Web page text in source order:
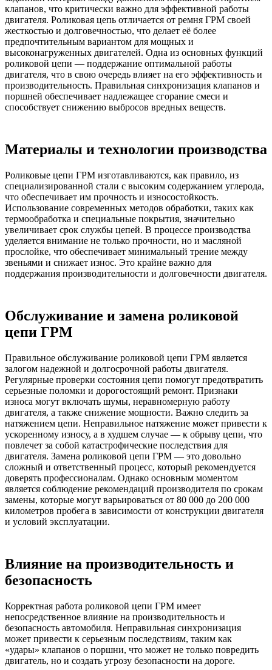
клапанов, что критически важно для эффективной работы
двигателя. Роликовая цепь отличается от ремня ГРМ своей
жесткостью и долговечностью, что делает её более
предпочтительным вариантом для мощных и
высоконагруженных двигателей. Одна из основных функций
роликовой цепи — поддержание оптимальной работы
двигателя, что в свою очередь влияет на его эффективность и
производительность. Правильная синхронизация клапанов и
поршней обеспечивает надлежащее сгорание смеси и
способствует снижению выбросов вредных веществ.
Материалы и технологии производства
Роликовые цепи ГРМ изготавливаются, как правило, из
специализированной стали с высоким содержанием углерода,
что обеспечивает им прочность и износостойкость.
Использование современных методов обработки, таких как
термообработка и специальные покрытия, значительно
увеличивает срок службы цепей. В процессе производства
уделяется внимание не только прочности, но и масляной
прослойке, что обеспечивает минимальный трение между
звеньями и снижает износ. Это крайне важно для
поддержания производительности и долговечности двигателя.
Обслуживание и замена роликовой
цепи ГРМ
Правильное обслуживание роликовой цепи ГРМ является
залогом надежной и долгосрочной работы двигателя.
Регулярные проверки состояния цепи помогут предотвратить
серьезные поломки и дорогостоящий ремонт. Признаки
износа могут включать шумы, неравномерную работу
двигателя, а также снижение мощности. Важно следить за
натяжением цепи. Неправильное натяжение может привести к
ускоренному износу, а в худшем случае — к обрыву цепи, что
повлечет за собой катастрофические последствия для
двигателя. Замена роликовой цепи ГРМ — это довольно
сложный и ответственный процесс, который рекомендуется
доверять профессионалам. Однако основным моментом
является соблюдение рекомендаций производителя по срокам
замены, которые могут варьироваться от 80 000 до 200 000
километров пробега в зависимости от конструкции двигателя
и условий эксплуатации.
Влияние на производительность и
безопасность
Корректная работа роликовой цепи ГРМ имеет
непосредственное влияние на производительность и
безопасность автомобиля. Неправильная синхронизация
может привести к серьезным последствиям, таким как
«удары» клапанов о поршни, что может не только повредить
двигатель, но и создать угрозу безопасности на дороге.